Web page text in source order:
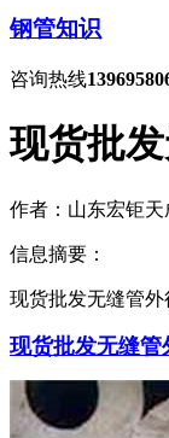
钢管知识
咨询热线
现货批
作者：山东宏钜天
信息摘要：
现货批发无缝管外
现货批发无缝管